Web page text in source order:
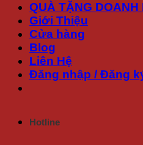
QUÀ TẶNG DOANH
Giới Thiệu
Cửa hàng
Blog
Liên Hệ
Đăng nhập / Đăng
Hotline